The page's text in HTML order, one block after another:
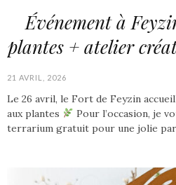
Événement à
plantes + atelier
21 AVRIL, 2026
Le 26 avril, le Fort de Feyzin
aux plantes
Pour l’occasion, je
terrarium gratuit pour une jolie